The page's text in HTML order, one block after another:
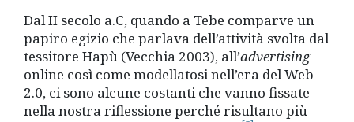
Dal II secolo a.C, quando a Tebe comparve un
papiro egizio che parlava dell’attività svolta dal
tessitore Hapù (Vecchia 2003), all’advertising
online così come modellatosi nell’era del Web
2.0, ci sono alcune costanti che vanno fissate
nella nostra riflessione perché risultano più